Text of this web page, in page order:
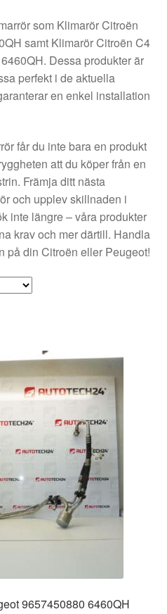
som Klimarör Citroën
samt Klimarör Citroën C4
Dessa produkter är
perfekt i de aktuella
en enkel installation
får du inte bara en produkt
att du köper från en
Främja ditt nästa
och upplev skillnaden i
inte längre – våra produkter
krav och mer därtill. Handla
på din Citroën eller Peugeot!
9657450880 6460QH